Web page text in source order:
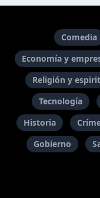
Comedia
Economía y
Religión y
Tecnología
Historia
Gobierno